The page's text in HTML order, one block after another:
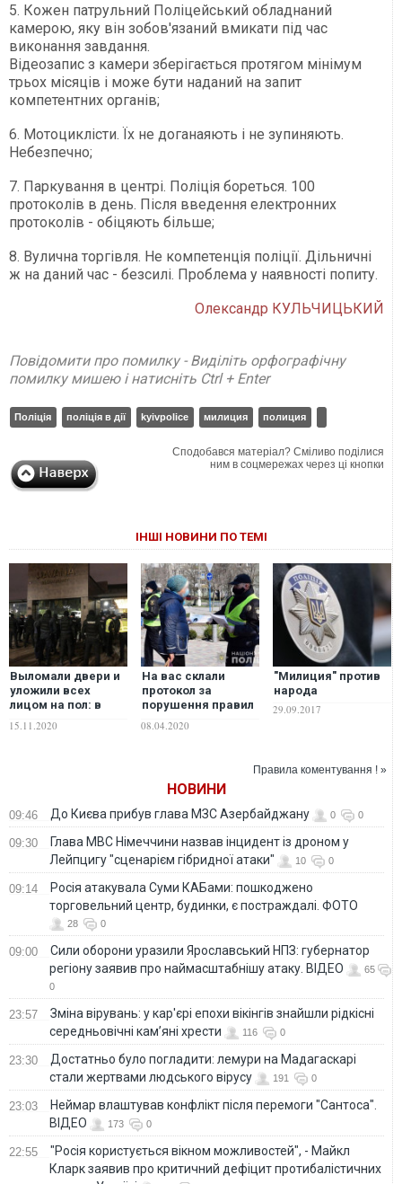
5. Кожен патрульний Поліцейський обладнаний
камерою, яку він зобов'язаний вмикати під час
виконання завдання.
Відеозапис з камери зберігається протягом мінімум
трьох місяців і може бути наданий на запит
компетентних органів;
6. Мотоциклісти. Їх не доганаяють і не зупиняють.
Небезпечно;
7. Паркування в центрі. Поліція бореться. 100
протоколів в день. Після введення електронних
протоколів - обіцяють більше;
8. Вулична торгівля. Не компетенція поліції. Дільничні
ж на даний час - безсилі. Проблема у наявності попиту.
Олександр КУЛЬЧИЦЬКИЙ
Повідомити про помилку - Виділіть орфографічну
помилку мишею і натисніть Ctrl + Enter
Поліція поліція в дії kyivpolice милиция полиция
Сподобався матеріал? Сміливо поділися
ним в соцмережах через ці кнопки
ІНШІ НОВИНИ ПО ТЕМІ
Выломали двери и
уложили всех
лицом на пол: в
пошла на штурм
15.11.2020
На вас склали
протокол за
порушення правил
сперечайтеся з
08.04.2020
"Милиция" против
народа
29.09.2017
Правила коментування ! »
НОВИНИ
09:46 До Києва прибув глава МЗС Азербайджану 0 0
09:30
Глава МВС Німеччини назвав інцидент із дроном у
Лейпцигу "сценарієм гібридної атаки"
10 0
09:14
Росія атакувала Суми КАБами: пошкоджено
торговельний центр, будинки, є постраждалі. ФОТО
28 0
09:00
Сили оборони уразили Ярославський НПЗ: губернатор
регіону заявив про наймасштабнішу атаку. ВІДЕО
65
0
23:57
Зміна вірувань: у кар'єрі епохи вікінгів знайшли рідкісні
середньовічні кам’яні хрести
116 0
23:30
Достатньо було погладити: лемури на Мадагаскарі
стали жертвами людського вірусу
191 0
23:03
Неймар влаштував конфлікт після перемоги "Сантоса".
ВІДЕО
173 0
22:55
"Росія користується вікном можливостей", - Майкл
Кларк заявив про критичний дефіцит протибалістичних